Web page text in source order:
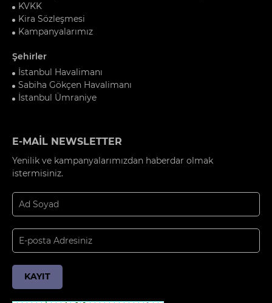
KVKK
Kira Sözleşmesi
Kampanyalarımız
Şehirler
İstanbul Havalimanı
Sabiha Gökçen Havalimanı
İstanbul Ümraniye
E-MAİL NEWSLETTER
Yenilik ve kampanyalarımızdan haberdar olmak
istermisiniz.
KAYIT